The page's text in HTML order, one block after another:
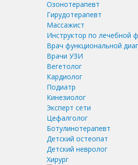
Озонотерапевт
Гирудотерапевт
Массажист
Инструктор по лечебной
Врач функциональной
Врачи УЗИ
Вегетолог
Кардиолог
Подиатр
Кинезиолог
Эксперт сети
Цефалголог
Ботулинотерапевт
Детский остеопат
Детский невролог
Хирург